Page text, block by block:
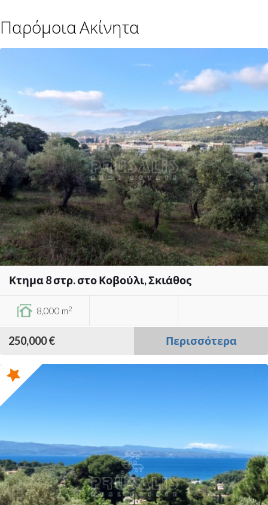
Παρόμοια Ακίνητα
Κτημα 8 στρ. στο Κοβούλι, Σκιάθος
8,000 m2
250,000 € Περισσότερα